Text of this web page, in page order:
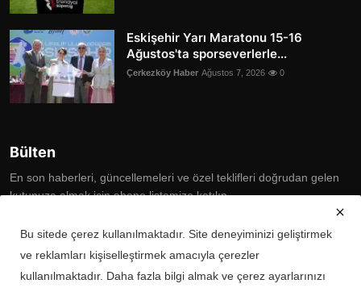
Eskişehir Yarı Maratonu 15-16
Ağustos'ta sporseverlerle...
Çerkezköy Haber Ağustos 7, 2026 0
Bülten
En son haberleri, güncellemeleri ve özel teklifleri doğrudan gelen
kutunuza almak için abone listemize katılın
Subscribe
Bu sitede çerez kullanılmaktadır. Site deneyiminizi geliştirmek
ve reklamları kişiselleştirmek amacıyla çerezler
kullanılmaktadır. Daha fazla bilgi almak ve çerez ayarlarınızı